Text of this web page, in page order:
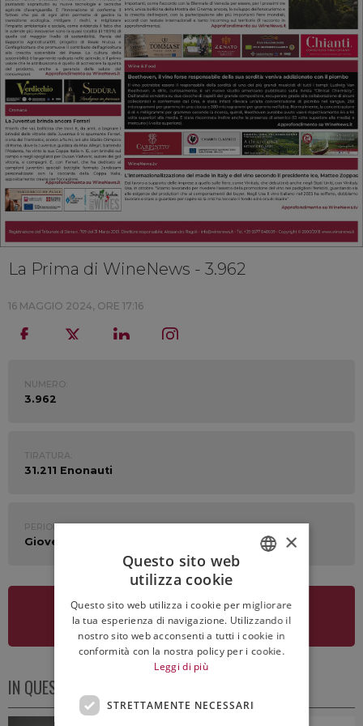
La Prima di WineNews - 3.962
16 MAGGIO 2024, ORE 17:16
NUMERO:
3.962
TIRATURA:
31.211 Enonauti
PERIODO:
Giovedì 16 Maggio 2024
VEDI LA NEWSLETTER
IN QUESTO NUMERO
ENGLISH
×
Questo sito web
utilizza cookie
Questo sito web utilizza i cookie per migliorare
la tua esperienza di navigazione. Utilizzando il
nostro sito web acconsenti a tutti i cookie in
conformità con la nostra policy per i cookie.
Leggi di più
STRETTAMENTE NECESSARI